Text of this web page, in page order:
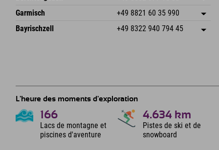
87484 Nesselwang im Allgäu
Allemagne
Réservation
Hofreitstr. 7
Allemagne
Enregistrer l'adresse
Réservation
Garmisch +49 8821 60 35 990
Frickenstraße 22
82490 Farchant
Enregistrer l'adresse
Bayrischzell +49 8322 940 794 45
L'heure des moments d'exploration
166
Lacs de montagne et
piscines d'aventure
4.634 km
Pistes de ski et de
snowboard